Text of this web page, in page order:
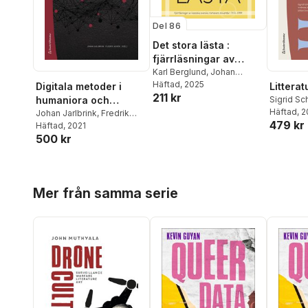
Digitala metoder i
humaniora och
samhällsvetenskap
Johan Jarlbrink, Fredrik
Norén,André Baltz
Berglund
Evelina Liliequist
Lindberg ,Simon Lindgren,
Rajkowska,Emil
Stjernholm,Mathilda
Åkerlund
Häftad, 2021
500 kr
Del 86
Det stora lästa :
fjärrläsningar av
klassiska svenska
romaners stilvärldar
1910–1999
Karl Berglund, Johan
Svedjedal
Häftad, 2025
211 kr Sigrid
Andreas
Svedjedal
Marie
Häftad,
479 kr
Mer från samma serie